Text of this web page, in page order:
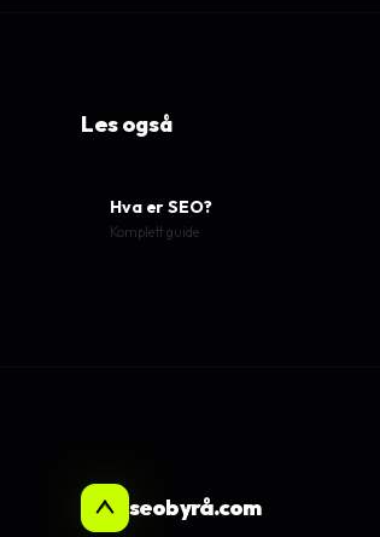
Les også
Hva er SEO?
Komplett guide
seobyrå.com